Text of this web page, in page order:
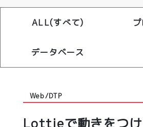
ALL(すべて)
データベース
Web/DTP